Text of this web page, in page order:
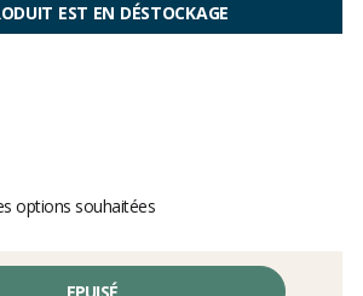
EST EN DÉSTOCKAGE
options souhaitées